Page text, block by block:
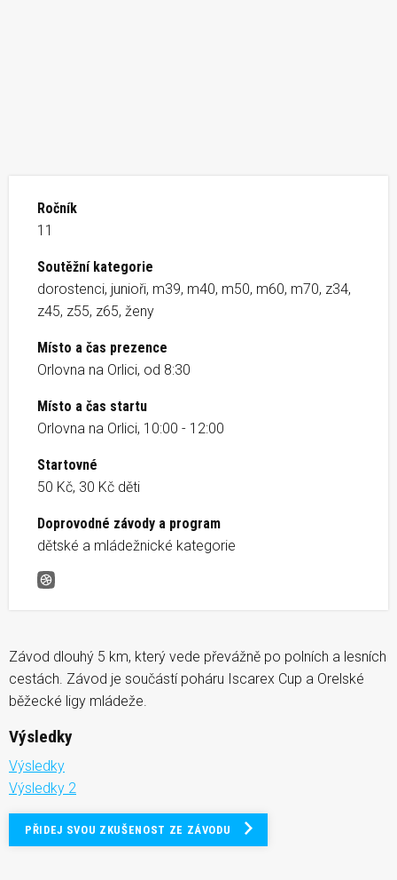
Ročník
11
Soutěžní kategorie
dorostenci, junioři, m39, m40, m50, m60, m70, z34,
z45, z55, z65, ženy
Místo a čas prezence
Orlovna na Orlici, od 8:30
Místo a čas startu
Orlovna na Orlici, 10:00 - 12:00
Startovné
50 Kč, 30 Kč děti
Doprovodné závody a program
dětské a mládežnické kategorie
Letohradská pětka
Závod dlouhý 5 km, který vede převážně po polních a lesních
cestách. Závod je součástí poháru Iscarex Cup a Orelské
běžecké ligy mládeže.
Výsledky
Výsledky
Výsledky 2
PŘIDEJ SVOU ZKUŠENOST ZE ZÁVODU